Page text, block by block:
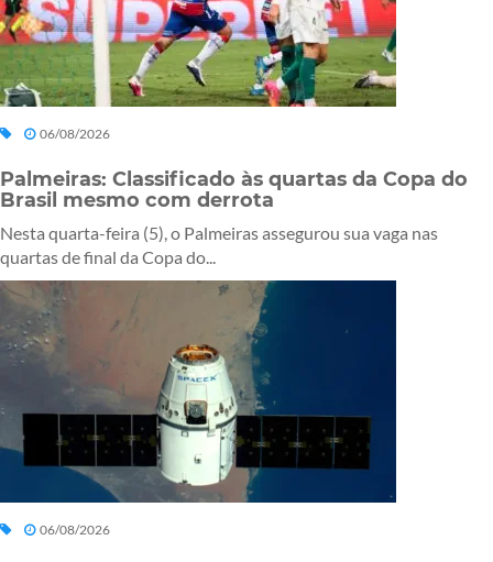
06/08/2026
Palmeiras: Classificado às quartas da Copa do
Brasil mesmo com derrota
Nesta quarta-feira (5), o Palmeiras assegurou sua vaga nas
quartas de final da Copa do...
06/08/2026